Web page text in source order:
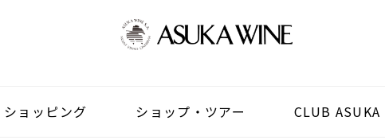
ショッピング ショップ・ツアー CLUB ASUKA